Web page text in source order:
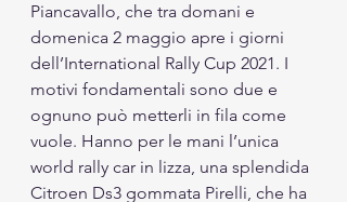
Piancavallo, che tra domani e
domenica 2 maggio apre i giorni
dell’International Rally Cup 2021. I
motivi fondamentali sono due e
ognuno può metterli in fila come
vuole. Hanno per le mani l’unica
world rally car in lizza, una splendida
Citroen Ds3 gommata Pirelli, che ha